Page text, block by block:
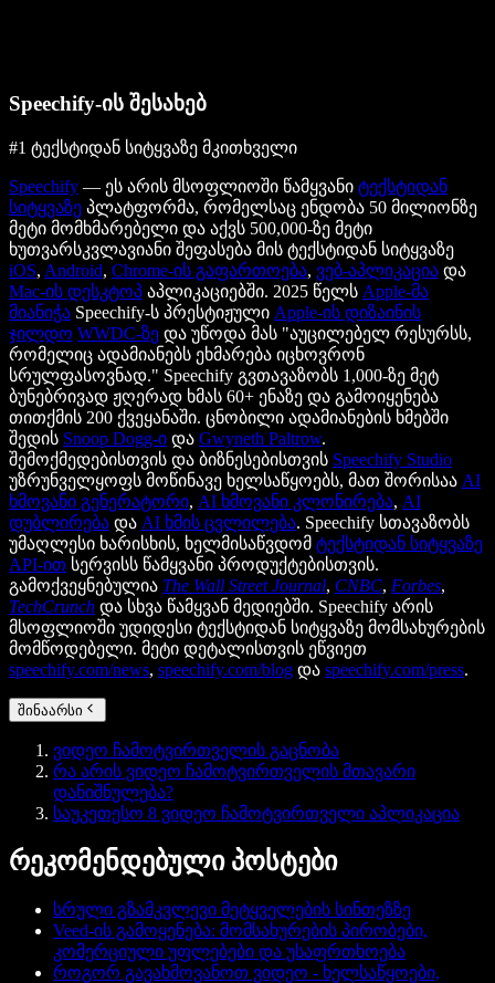
Speechify-ის შესახებ
#1 ტექსტიდან სიტყვაზე მკითხველი
Speechify — ეს არის მსოფლიოში წამყვანი ტექსტიდან
სიტყვაზე პლატფორმა, რომელსაც ენდობა 50 მილიონზე
მეტი მომხმარებელი და აქვს 500,000-ზე მეტი
ხუთვარსკვლავიანი შეფასება მის ტექსტიდან სიტყვაზე
iOS, Android, Chrome-ის გაფართოება, ვებ-აპლიკაცია და
Mac-ის დესკტოპ აპლიკაციებში. 2025 წელს Apple-მა
მიანიჭა Speechify-ს პრესტიჟული Apple-ის დიზაინის
ჯილდო WWDC-ზე და უწოდა მას "აუცილებელ რესურსს,
რომელიც ადამიანებს ეხმარება იცხოვრონ
სრულფასოვნად." Speechify გვთავაზობს 1,000-ზე მეტ
ბუნებრივად ჟღერად ხმას 60+ ენაზე და გამოიყენება
თითქმის 200 ქვეყანაში. ცნობილი ადამიანების ხმებში
შედის Snoop Dogg-ი და Gwyneth Paltrow.
შემოქმედებისთვის და ბიზნესებისთვის Speechify Studio
უზრუნველყოფს მოწინავე ხელსაწყოებს, მათ შორისაა AI
ხმოვანი გენერატორი, AI ხმოვანი კლონირება, AI
დუბლირება და AI ხმის ცვლილება. Speechify სთავაზობს
უმაღლესი ხარისხის, ხელმისაწვდომ ტექსტიდან სიტყვაზე
API-ით სერვისს წამყვანი პროდუქტებისთვის.
გამოქვეყნებულია The Wall Street Journal, CNBC, Forbes,
TechCrunch და სხვა წამყვან მედიებში. Speechify არის
მსოფლიოში უდიდესი ტექსტიდან სიტყვაზე მომსახურების
მომწოდებელი. მეტი დეტალისთვის ეწვიეთ
speechify.com/news, speechify.com/blog და speechify.com/press.
შინაარსი
ვიდეო ჩამოტვირთველის გაცნობა
რა არის ვიდეო ჩამოტვირთველის მთავარი
დანიშნულება?
საუკეთესო 8 ვიდეო ჩამოტვირთველი აპლიკაცია
რეკომენდებული პოსტები
სრული გზამკვლევი მეტყველების სინთეზზე
Veed-ის გამოყენება: მომსახურების პირობები,
კომერციული უფლებები და უსაფრთხოება
როგორ გავახმოვანოთ ვიდეო - ხელსაწყოები,